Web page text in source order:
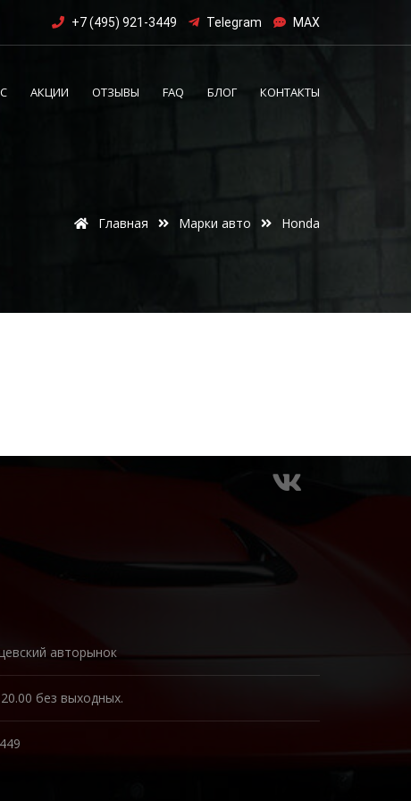
+7 (495) 921-3449 Telegram MAX
АКЦИИ ОТЗЫВЫ FAQ БЛОГ КОНТАКТЫ
Главная Марки авто Honda
авторынок
без выходных.